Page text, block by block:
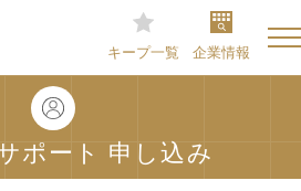
キープ一覧 企業情報
ポート 申し込み